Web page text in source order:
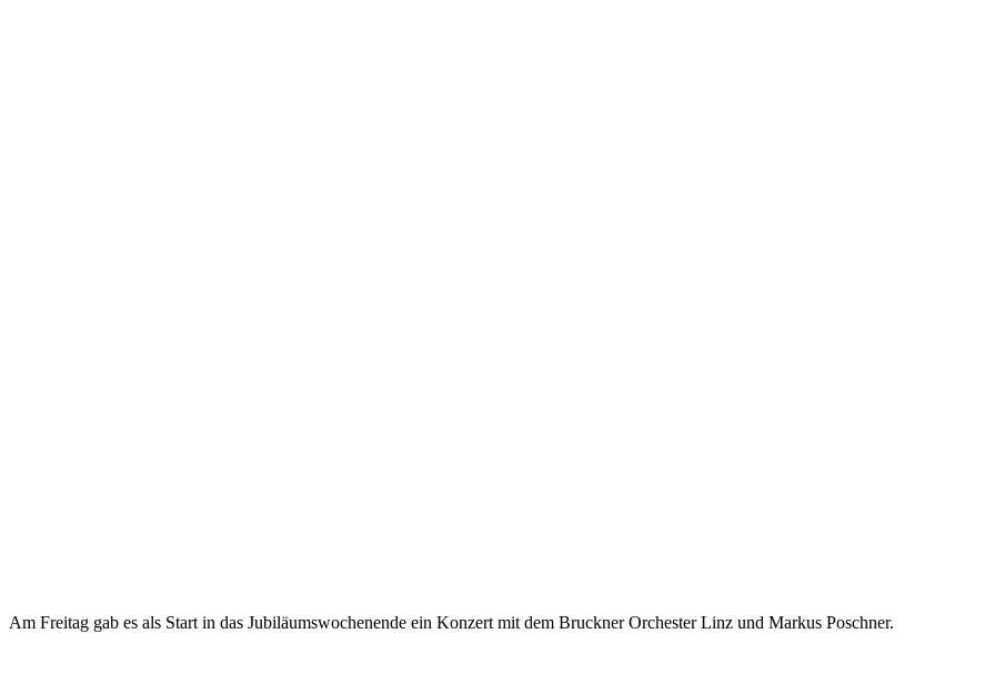
Am Freitag gab es als Start in das Jubiläumswochenende ein Konzert mit dem Bruckner Orchester Linz und Markus Poschner.